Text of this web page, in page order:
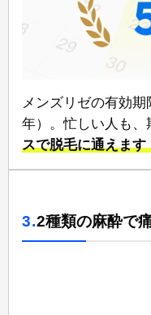
メンズリゼの有効
年）。忙しい人も
スで脱毛に通えます
3.2種類の麻酔で